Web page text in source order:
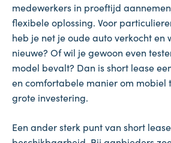
medewerkers in proeftijd
flexibele oplossing. Voor
heb je net je oude auto verkocht en
nieuwe? Of wil je gewoon even
model bevalt? Dan is short lease
en comfortabele manier om mobiel
grote investering.
Een ander sterk punt van short